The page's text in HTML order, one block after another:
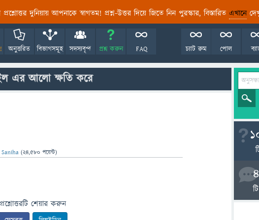
প্রশ্নোত্তর দুনিয়ায় আপনাকে স্বাগতম! প্রশ্ন-উত্তর দিয়ে জিতে নিন পুরস্কার, বিস্তারিত এখানে
অনুত্তরিত বিভাগসমূহ সদস্যবৃন্দ প্রশ্ন করুন FAQ পোল
চ্যাট রুম
এর আলো ক্ষতি করে
Saniha (24,580 পয়েন্ট)
প্রশ্নোত্তরটি শেয়ার করুন